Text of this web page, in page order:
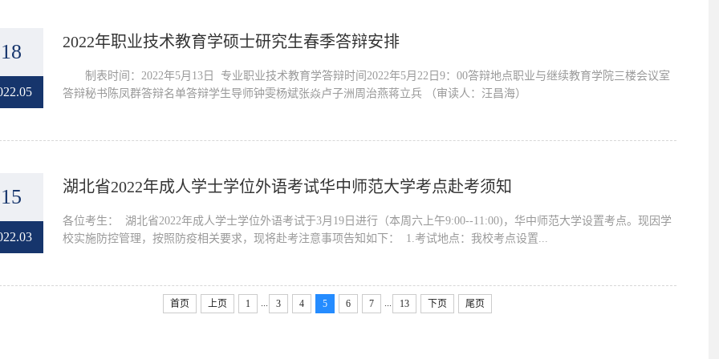
18 2022年职业技术教育学硕士研究生春季答辩安排
制表时间：2022年5月13日 专业职业技术教育学答辩时间2022年5月22日9：00答辩地点职业与继续教育学院三楼会议室
答辩秘书陈凤群答辩名单答辩学生导师钟雯杨斌张焱卢子洲周治燕蒋立兵 （审读人：汪昌海）
15 湖北省2022年成人学士学位外语考试华中师范大学考点赴考须知
各位考生： 湖北省2022年成人学士学位外语考试于3月19日进行（本周六上午9:00--11:00)，华中师范大学设置考点。现因学
校实施防控管理，按照防疫相关要求，现将赴考注意事项告知如下： 1.考试地点：我校考点设置...
首页 上页 1 3 4 5 6 7 13 下页 尾页